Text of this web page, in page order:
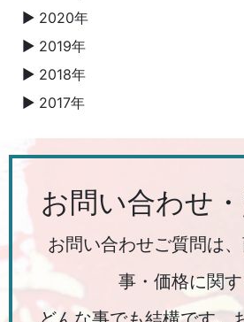
▼ 2020年
▼ 2019年
▼ 2018年
▼ 2017年
お問い合わせ
お問い合わせご質問は
事・価格に関